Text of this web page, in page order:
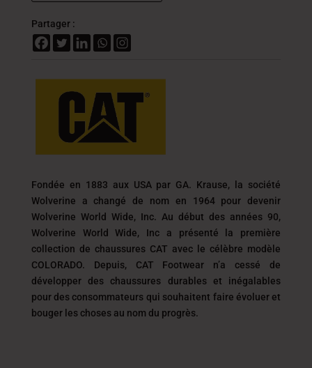
Partager :
Fondée en 1883 aux USA par GA. Krause, la société
Wolverine a changé de nom en 1964 pour devenir
Wolverine World Wide, Inc. Au début des années 90,
Wolverine World Wide, Inc a présenté la première
collection de chaussures CAT avec le célèbre modèle
COLORADO. Depuis, CAT Footwear n’a cessé de
développer des chaussures durables et inégalables
pour des consommateurs qui souhaitent faire évoluer et
bouger les choses au nom du progrès.